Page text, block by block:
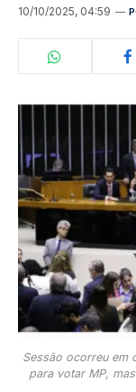
10/10/2025, 04:59
Sessão ocorreu em
para votar MP,